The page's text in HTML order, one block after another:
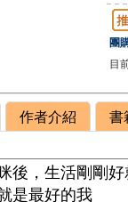
團
目
作者介紹 書